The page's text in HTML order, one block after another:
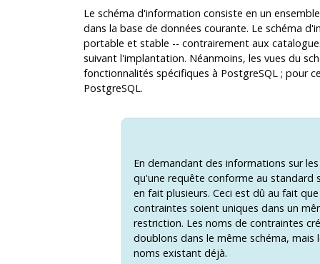
Le schéma d'information consiste en un
dans la base de données courante. Le schéma
portable et stable -- contrairement aux
suivant l'implantation. Néanmoins, les vues du
fonctionnalités spécifiques à PostgreSQL; pour
PostgreSQL.
En demandant des informations sur
qu'une requête conforme au standard
en fait plusieurs. Ceci est dû au fait
contraintes soient uniques dans un
restriction. Les noms de contraintes
doublons dans le même schéma,
noms existant déjà.